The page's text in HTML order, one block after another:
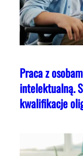
Praca z
intelektualną.
kwalifikacje